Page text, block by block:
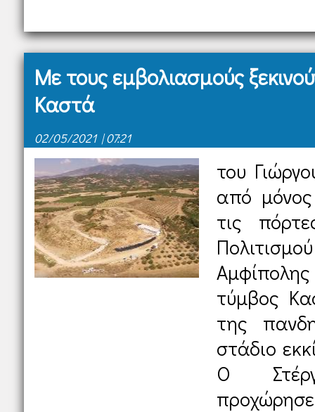
Mε τους εμβολιασμούς
Καστά
02/05/2021 | 07:21
του
από
τις
τύμβος
της
στάδιο
Ο